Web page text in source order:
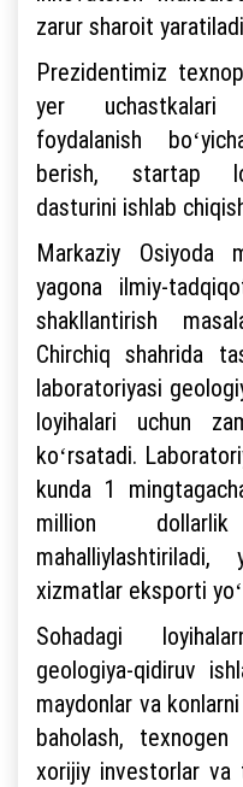
zarur sharoit
Prezidentimiz
yer uchastkalari
foydalanish
berish, startap
dasturini ishlab
Markaziy Osiyoda
yagona ilmiy-
shakllantirish
Chirchiq shahrida
laboratoriyasi
loyihalari uchun
koʻrsatadi.
kunda 1
million
xizmatlar eksporti
Sohadagi
geologiya-qidiruv
maydonlar va
baholash,
xorijiy investorlar va